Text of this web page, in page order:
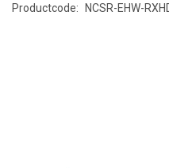
Productcode: NCSR-EHW-